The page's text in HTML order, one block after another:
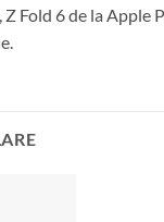
Fold 6 de la Apple